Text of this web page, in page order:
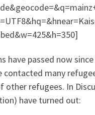
have passed now
contacted many
other refugees. In
have turned out: